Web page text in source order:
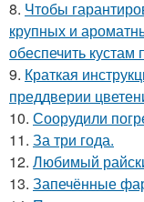
8. Чтобы
крупных и
обеспечить
9. Краткая
преддверии
10. Соорудили
11. За три года.
12. Любимый
13. Запечённые